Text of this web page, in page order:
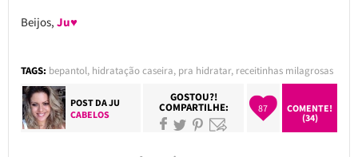
Beijos, Ju♥
TAGS: bepantol, hidratação caseira, pra hidratar, receitinhas milagrosas
POST DAJU
CABELOS
GOSTOU?!
COMPARTILHE: 87
COMENTE!
(34)